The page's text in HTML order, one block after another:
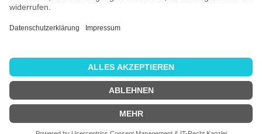
Registrieren
Erforderlich
E-Mail-Adresse*
Passwort*Erforderlich
Ich habe dieDatenschutzerklärunggelesen und stimme
ihr zu.
Registrieren